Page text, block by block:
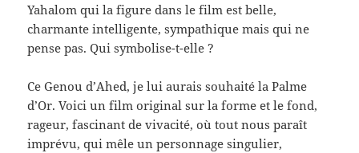
Yahalom qui la figure dans le film est belle,
charmante intelligente, sympathique mais qui ne
pense pas. Qui symbolise-t-elle ?
Ce Genou d’Ahed, je lui aurais souhaité la Palme
d’Or. Voici un film original sur la forme et le fond,
rageur, fascinant de vivacité, où tout nous paraît
imprévu, qui mêle un personnage singulier,